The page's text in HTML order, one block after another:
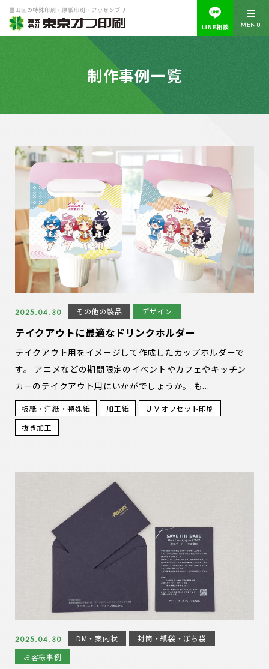
MENU
制作事例一覧
2025.04.30 その他の製品 デザイン
テイクアウトに最適なドリンクホルダー
テイクアウト用をイメージして作成したカップホルダーで
す。 アニメなどの期間限定のイベントやカフェやキッチン
カーのテイクアウト用にいかがでしょうか。 も...
板紙・洋紙・特殊紙 加工紙
ＵＶオフセット印刷
抜き加工
2025.04.30 DM・案内状
封筒・紙袋・ぽち袋
お客様事例